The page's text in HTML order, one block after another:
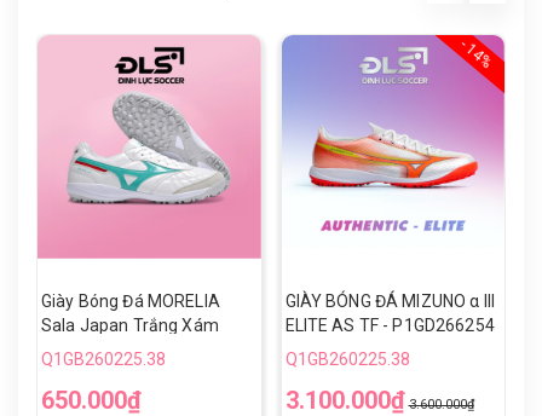
Giày Bóng Đá MORELIA
Sala Japan Trắng Xám
Xanh Lam TF
Q1GB260225.38
650.000₫
- 14%
GIÀY BÓNG ĐÁ MIZUNO α III
ELITE AS TF - P1GD266254
- TRẮNG/CAM
Q1GB260225.38
3.100.000₫ 3.600.000₫